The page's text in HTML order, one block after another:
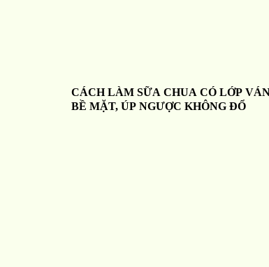
CÁCH LÀM SỮA CHUA CÓ LỚP
BỀ MẶT, ÚP NGƯỢC KHÔNG ĐỔ